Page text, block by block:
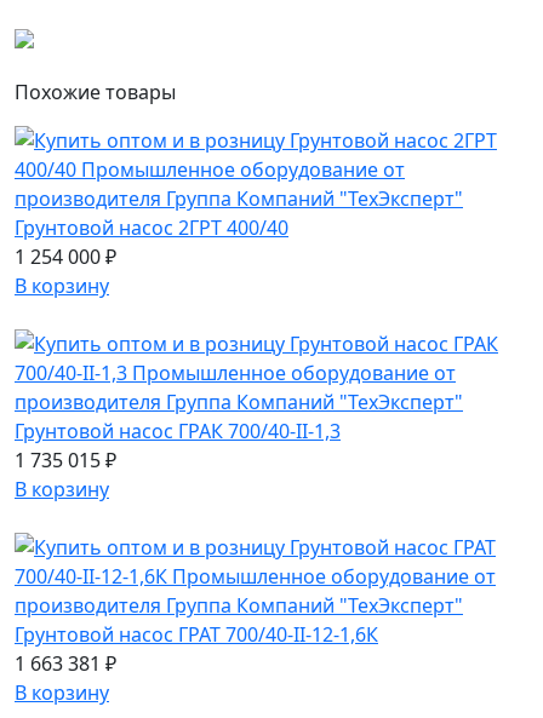
Похожиетовары
Грунтовой насос 2ГРТ 400/40
1 254 000 ₽
В корзину
Грунтовой насос ГРАК 700/40-II-1,3
1 735 015 ₽
В корзину
Грунтовой насос ГРАТ 700/40-II-12-1,6К
1 663 381 ₽
В корзину